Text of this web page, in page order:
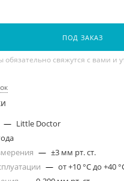
ПОД ЗАКАЗ
свяжутся с вами и
— Little Doctor
— ±3 мм рт. ст.
— от +10 °С до +40